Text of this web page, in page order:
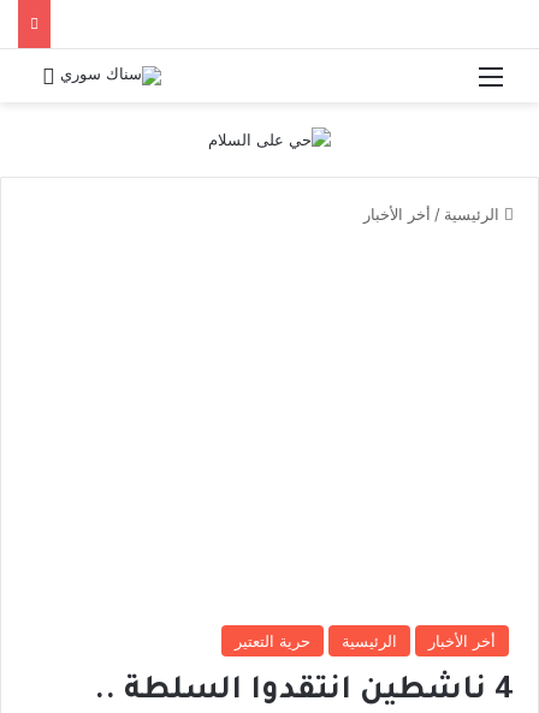
الرئيسية / أخر الأخبار
أخر الأخبار الرئيسية حرية التعتير
4 ناشطين انتقدوا السلطة ..